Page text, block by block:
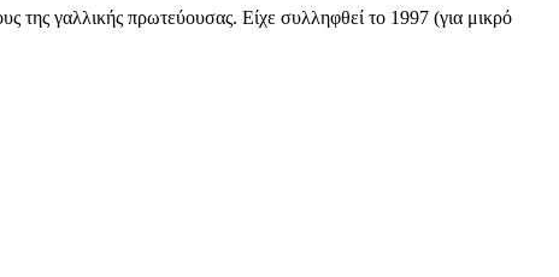
της γαλλικής πρωτεύουσας. Είχε συλληφθεί το 1997 (για μικρό